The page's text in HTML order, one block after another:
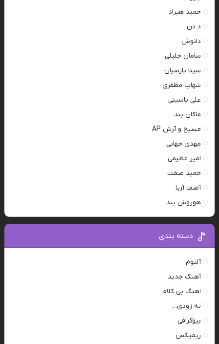
حمید هیراد
د دن
دانوش
سامان جلیلی
سینا پارسیان
شهاب مظفری
علی یاسینی
ماکان بند
مسیح و آرش AP
مهدی جهانی
امیر عظیمی
حمید صفت
آصف آریا
هوروش بند
دسته بندی
آلبوم
آهنگ جدید
اهنگ بی کلام
به زودی…
بیوگرافی
ریمیکس